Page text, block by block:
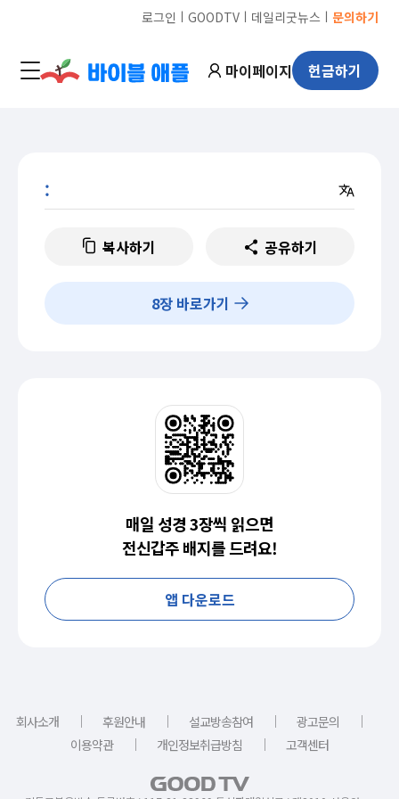
로그인 ㅣ GOODTVㅣ 데일리굿뉴스 ㅣ 문의하기
마이페이지 헌금하기
:
복사하기 공유하기
8장 바로가기
매일 성경 3장씩 읽으면
전신갑주 배지를 드려요!
앱 다운로드
회사소개 ｜ 후원안내 ｜ 설교방송참여 ｜ 광고문의
｜
이용약관
｜ 개인정보취급방침 ｜ 고객센터